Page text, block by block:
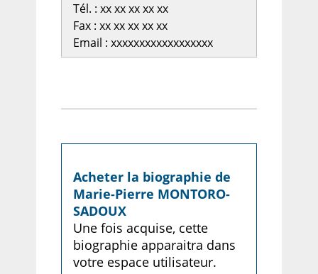
Tél. : xx xx xx xx xx
Fax : xx xx xx xx xx
Email : xxxxxxxxxxxxxxxxxx
Acheter la biographie de
Marie-Pierre MONTORO-
SADOUX
Une fois acquise, cette
biographie apparaitra dans
votre espace utilisateur.